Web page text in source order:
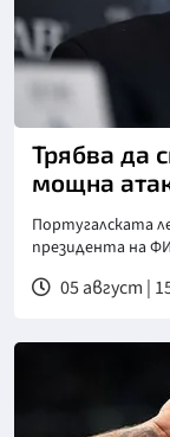
Снимка:
Трябва да
мощна
Португалската
президента на
05 август |